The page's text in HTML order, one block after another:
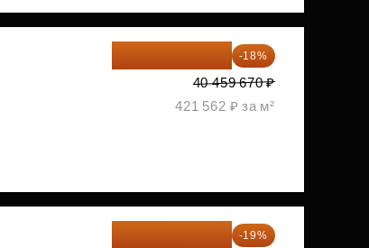
-18%
40 459 670 ₽
421 562 ₽ за м²
-19%